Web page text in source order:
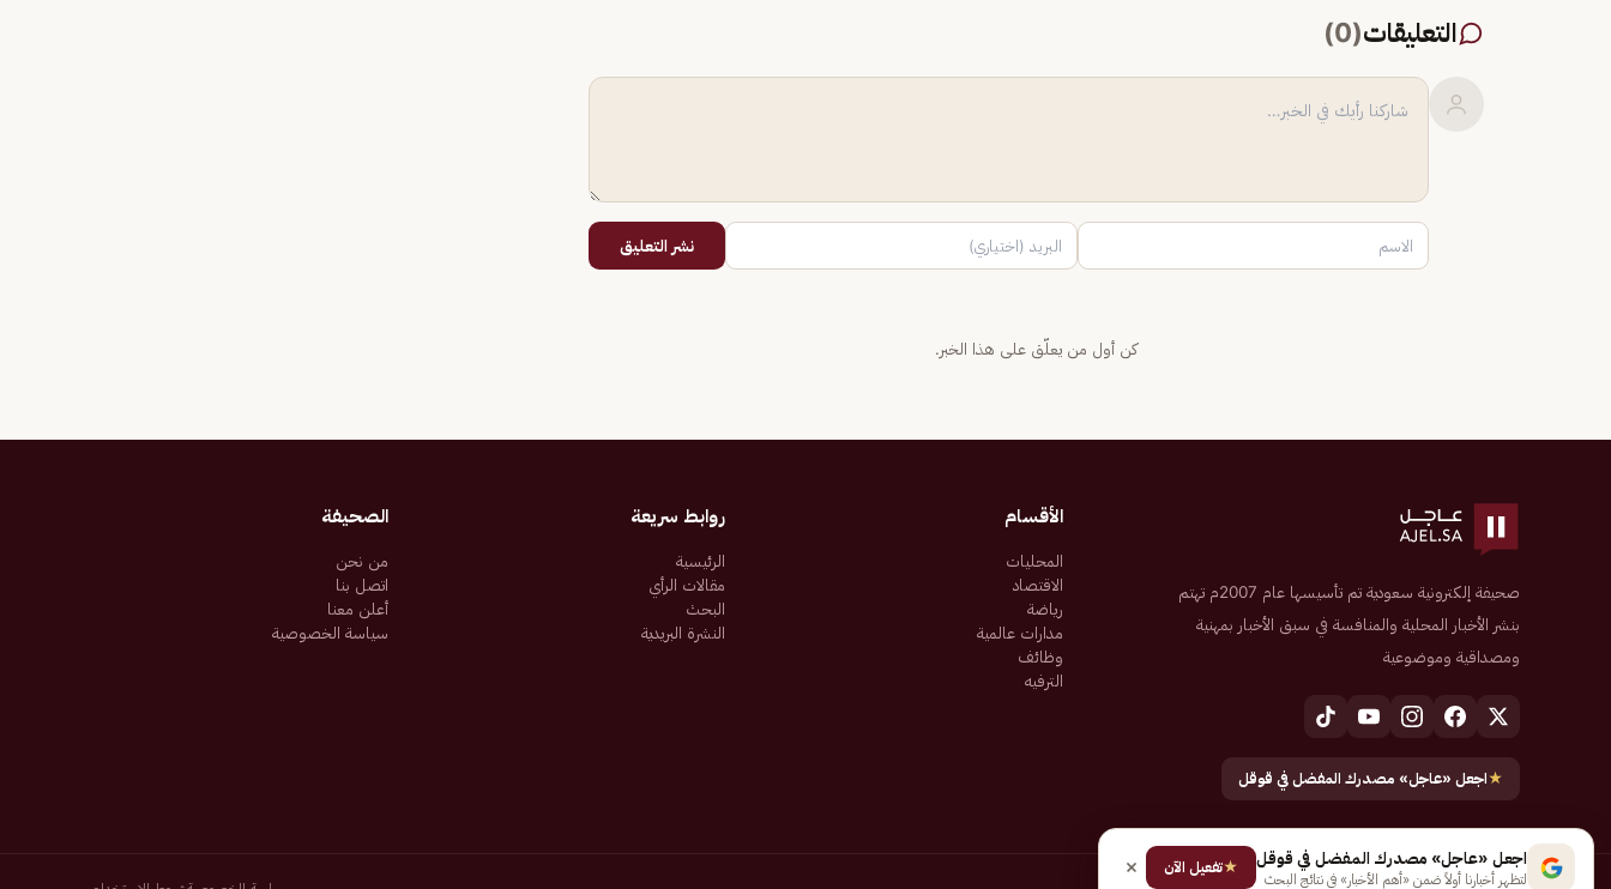
التعليقات(
0
)
نشر التعليق
كن أول من يعلّق على هذا الخبر.
صحيفة إلكترونية سعودية تم تأسيسها عام 2007م تهتم
بنشر الأخبار المحلية والمنافسة في سبق الأخبار بمهنية
ومصداقية وموضوعية
★اجعل «عاجل» مصدرك المفضل في قوقل
الأقسام
المحليات
الاقتصاد
رياضة
مدارات عالمية
وظائف
الترفيه
روابط سريعة
الرئيسية
مقالات الرأي
البحث
النشرة البريدية
الصحيفة
من نحن
اتصل بنا
أعلن معنا
سياسة الخصوصية
اجعل «عاجل» مصدرك المفضل في قوقل
لتظهر أخبارنا أولاً ضمن «أهم الأخبار» في نتائج البحث
★تفعيل الآن